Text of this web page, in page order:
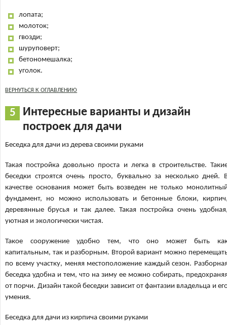
лопата;
молоток;
гвозди;
шуруповерт;
бетономешалка;
уголок.
ВЕРНУТЬСЯ К ОГЛАВЛЕНИЮ
Интересные варианты и дизайн
построек для дачи
Беседка для дачи из дерева своими руками
Такая постройка довольно проста и легка в строительстве.
беседки строятся очень просто, буквально за несколько дней.
качестве основания может быть возведен не только
фундамент, но можно использовать и бетонные блоки,
деревянные брусья и так далее. Такая постройка очень
уютная и экологически чистая.
Такое сооружение удобно тем, что оно может быть
капитальным, так и разборным. Второй вариант можно
по всему участку, меняя местоположение каждый сезон.
беседка удобна и тем, что на зиму ее можно собирать,
от порчи. Дизайн такой беседки зависит от фантазии владельца и
умения.
Беседка для дачи из кирпича своими руками